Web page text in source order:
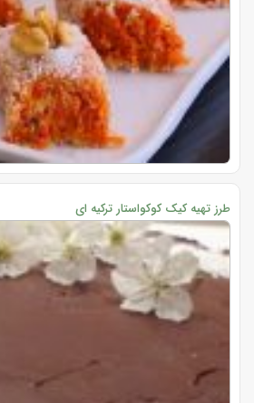
طرز تهیه کیک کوکواستار ترکیه ای